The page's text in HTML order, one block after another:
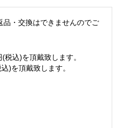
品・交換はできませんのでご
(税込)を頂戴致します。
)を頂戴致します。